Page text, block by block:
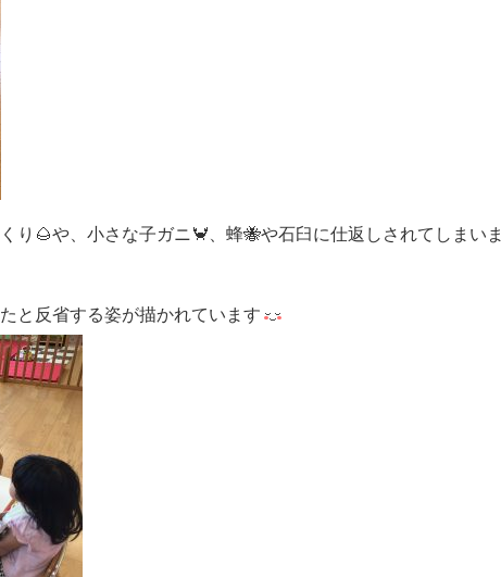
り🌰や、小さな子ガニ🦀、蜂🐝や石臼に仕返しされてしまいま
と反省する姿が描かれています